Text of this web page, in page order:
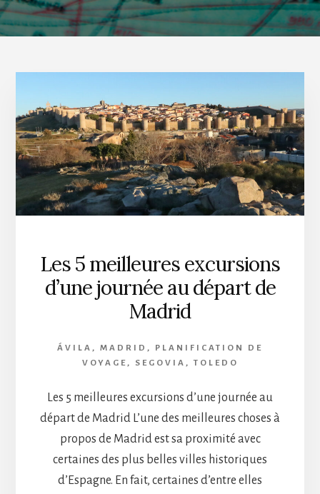
Les 5 meilleures excursions
d’une journée au départ de
Madrid
ÁVILA , MADRID ,
PLANIFICATION DE
VOYAGE , SEGOVIA ,TOLEDO
Les 5 meilleures excursions d’une journée au
départ de Madrid L’une des meilleures choses à
propos de Madrid est sa proximité avec
certaines des plus belles villes historiques
d’Espagne. En fait, certaines d’entre elles